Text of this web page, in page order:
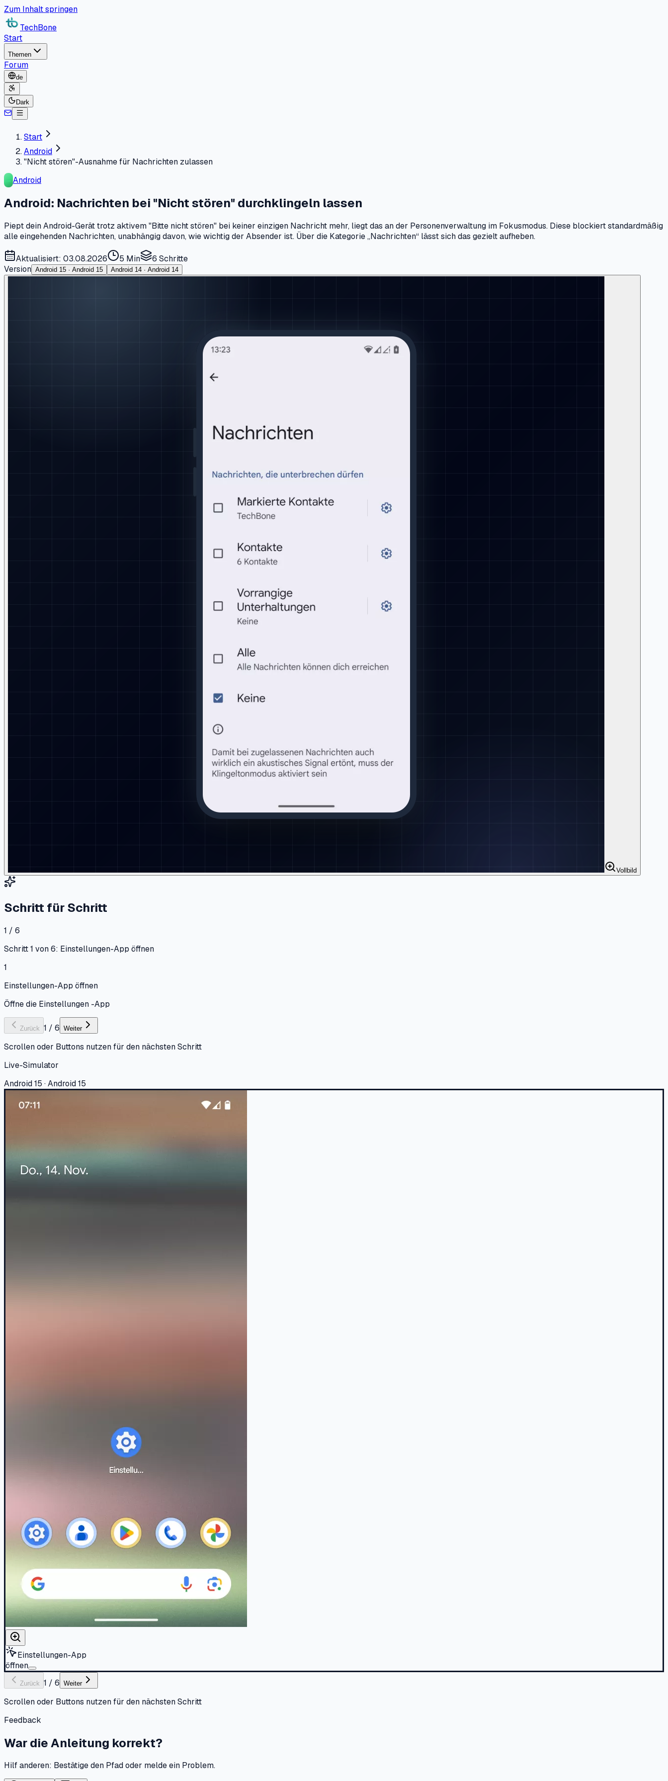
Zum Inhalt springen
TechBone
Start
Themen
Forum
de
Dark
Start
Android
"Nicht stören"-Ausnahme für Nachrichten zulassen
Android
Android: Nachrichten bei "Nicht stören" durchklingeln lassen
Piept dein Android-Gerät trotz aktivem "Bitte nicht stören" bei keiner einzigen Nachricht mehr, liegt das an der Personenverwaltung im Fokusmodus. Diese blockiert standardmäßig
alle eingehenden Nachrichten, unabhängig davon, wie wichtig der Absender ist. Über die Kategorie „Nachrichten“ lässt sich das gezielt aufheben.
Aktualisiert: 03.08.2026 5 Min 6 Schritte
Version Android 15 · Android 15 Android 14 · Android 14
Vollbild
Schritt für Schritt
1 / 6
Schritt 1 von 6: Einstellungen-App öffnen
1
Einstellungen-App öffnen
Öffne die Einstellungen -App
Zurück 1 / 6 Weiter
Scrollen oder Buttons nutzen für den nächsten Schritt
Live-Simulator
Android 15 · Android 15
Einstellungen-App
öffnen
Zurück 1 / 6 Weiter
Scrollen oder Buttons nutzen für den nächsten Schritt
Feedback
War die Anleitung korrekt?
Hilf anderen: Bestätige den Pfad oder melde ein Problem.